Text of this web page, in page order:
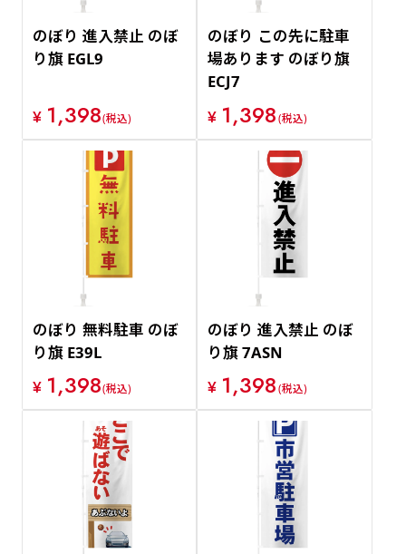
のぼり 進入禁止 のぼ
り旗 EGL9
¥ 1,398(税込)
のぼり この先に駐車
場あります のぼり旗
ECJ7
¥ 1,398(税込)
のぼり 無料駐車 のぼ
り旗 E39L
¥ 1,398(税込)
のぼり 進入禁止 のぼ
り旗 7ASN
¥ 1,398(税込)